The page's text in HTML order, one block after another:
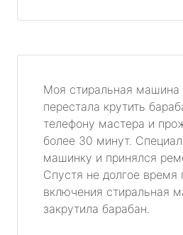
Моя стиральная машина
перестала крутить
телефону мастера и
более 30 минут.
машинку и принялся
Спустя не долгое время
включения стиральная
закрутила барабан.